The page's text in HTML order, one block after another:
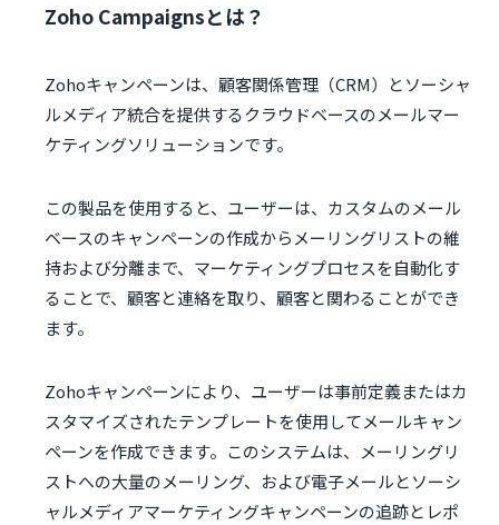
Zoho Campaignsとは？
Zohoキャンペーンは、顧客関係管理（CRM）とソーシャ
ルメディア統合を提供するクラウドベースのメールマー
ケティングソリューションです。
この製品を使用すると、ユーザーは、カスタムのメール
ベースのキャンペーンの作成からメーリングリストの維
持および分離まで、マーケティングプロセスを自動化す
ることで、顧客と連絡を取り、顧客と関わることができ
ます。
Zohoキャンペーンにより、ユーザーは事前定義またはカ
スタマイズされたテンプレートを使用してメールキャン
ペーンを作成できます。このシステムは、メーリングリ
ストへの大量のメーリング、および電子メールとソーシ
ャルメディアマーケティングキャンペーンの追跡とレポ